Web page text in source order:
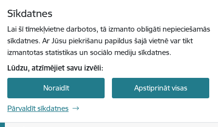
Sīkdatnes
Lai šī tīmekļvietne darbotos, tā izmanto obligāti nepieciešamās
sīkdatnes. Ar Jūsu piekrišanu papildus šajā vietnē var tikt
izmantotas statistikas un sociālo mediju sīkdatnes.
Lūdzu, atzīmējiet savu izvēli:
Noraidīt Apstiprināt visas
Pārvaldīt sīkdatnes